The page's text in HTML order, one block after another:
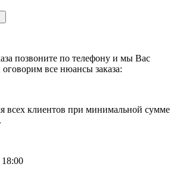
позвоните по телефону и мы Вас
все нюансы заказа:
всех клиентов при минимальной сумме